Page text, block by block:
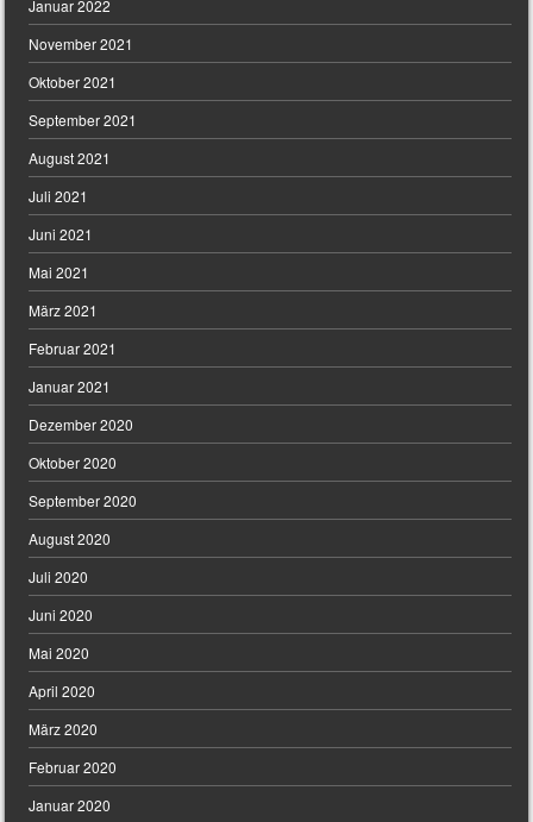
Januar 2022
November 2021
Oktober 2021
September 2021
August 2021
Juli 2021
Juni 2021
Mai 2021
März 2021
Februar 2021
Januar 2021
Dezember 2020
Oktober 2020
September 2020
August 2020
Juli 2020
Juni 2020
Mai 2020
April 2020
März 2020
Februar 2020
Januar 2020